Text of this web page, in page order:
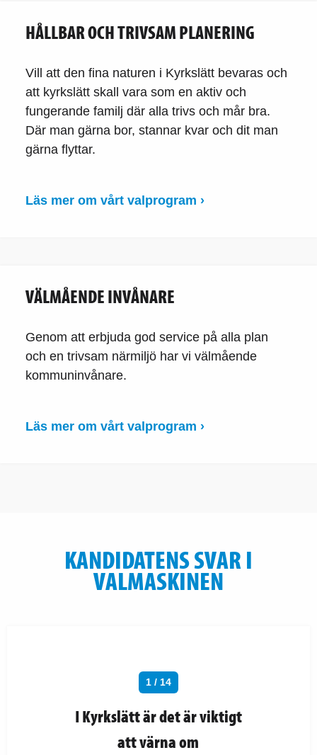
HÅLLBAR OCH TRIVSAM PLANERING
Vill att den fina naturen i Kyrkslätt bevaras och
att kyrkslätt skall vara som en aktiv och
fungerande familj där alla trivs och mår bra.
Där man gärna bor, stannar kvar och dit man
gärna flyttar.
Läs mer om vårt valprogram ›
VÄLMÅENDE INVÅNARE
Genom att erbjuda god service på alla plan
och en trivsam närmiljö har vi välmående
kommuninvånare.
Läs mer om vårt valprogram ›
KANDIDATENS SVAR I
VALMASKINEN
1 / 14
I Kyrkslätt är det är viktigt
att värna om